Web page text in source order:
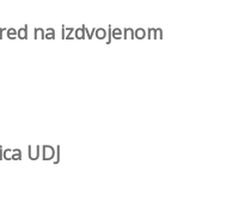
na izdvojenom
UDJ